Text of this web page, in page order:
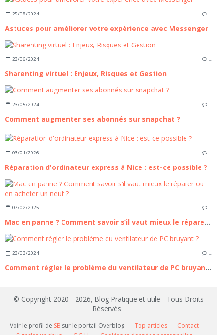
25/08/2024 …
Astuces pour améliorer votre expérience avec Messenger
23/06/2024 …
Sharenting virtuel : Enjeux, Risques et Gestion
23/05/2024 …
Comment augmenter ses abonnés sur snapchat ?
03/01/2026 …
Réparation d'ordinateur express à Nice : est-ce possible ?
07/02/2025 …
Mac en panne ? Comment savoir s’il vaut mieux le réparer ou en acheter un neuf ?
23/03/2024 …
Comment régler le problème du ventilateur de PC bruyant ?
© Copyright 2020 - 2026, Blog Pratique et utile - Tous Droits
Réservés
Voir le profil de SB sur le portail Overblog Top articles
Contact